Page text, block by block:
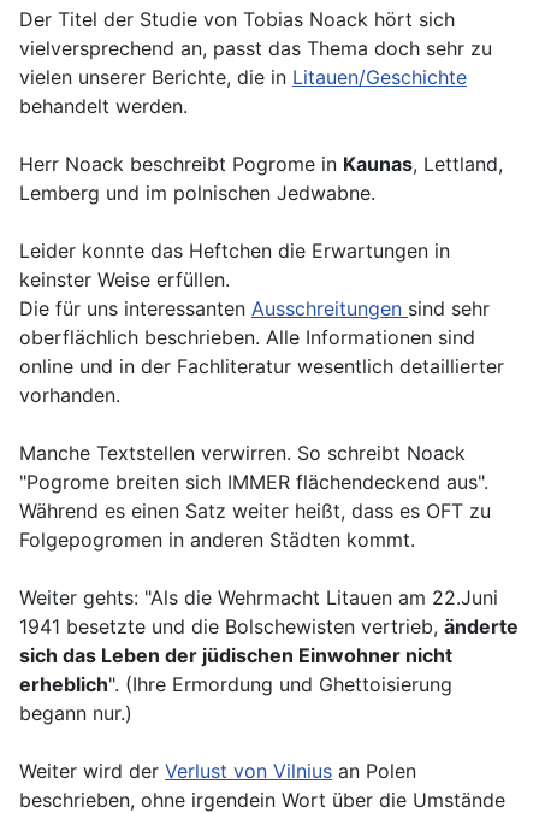
Der Titel der Studie von Tobias Noack hört sich
vielversprechend an, passt das Thema doch sehr zu
vielen unserer Berichte, die in Litauen/Geschichte
behandelt werden.
Herr Noack beschreibt Pogrome in Kaunas, Lettland,
Lemberg und im polnischen Jedwabne.
Leider konnte das Heftchen die Erwartungen in
keinster Weise erfüllen.
Die für uns interessanten Ausschreitungen sind sehr
oberflächlich beschrieben. Alle Informationen sind
online und in der Fachliteratur wesentlich detaillierter
vorhanden.
Manche Textstellen verwirren. So schreibt Noack
"Pogrome breiten sich IMMER flächendeckend aus".
Während es einen Satz weiter heißt, dass es OFT zu
Folgepogromen in anderen Städten kommt.
Weiter gehts: "Als die Wehrmacht Litauen am 22.Juni
1941 besetzte und die Bolschewisten vertrieb, änderte
sich das Leben der jüdischen Einwohner nicht
erheblich". (Ihre Ermordung und Ghettoisierung
begann nur.)
Weiter wird der Verlust von Vilnius an Polen
beschrieben, ohne irgendein Wort über die Umstände